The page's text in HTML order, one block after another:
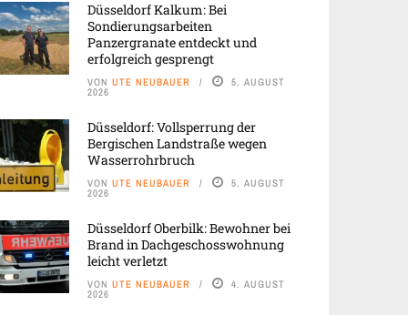
Düsseldorf Kalkum: Bei
Sondierungsarbeiten
Panzergranate entdeckt und
erfolgreich gesprengt
VON UTE NEUBAUER 5. AUGUST
2026
Düsseldorf: Vollsperrung der
Bergischen Landstraße wegen
Wasserrohrbruch
VON UTE NEUBAUER 5. AUGUST
2026
Düsseldorf Oberbilk: Bewohner bei
Brand in Dachgeschosswohnung
leicht verletzt
VON UTE NEUBAUER 4. AUGUST
2026